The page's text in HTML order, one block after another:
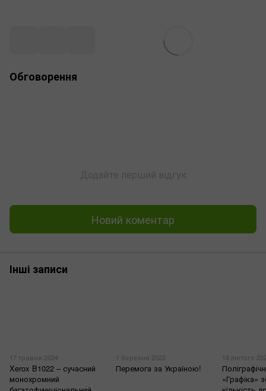
Обговорення
Новий коментар
Інші записи
17 травня 2024
Xerox B1022 – сучасний
монохромний
1 березня 2022
Перемога за Україною!
18 лютого
«Графіка»